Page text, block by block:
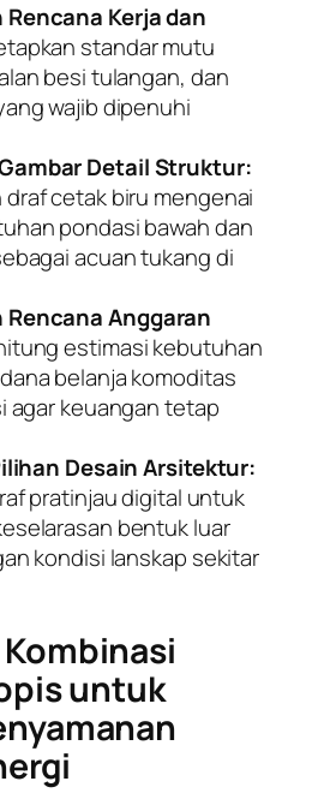
Kerja dan
standar mutu
besi tulangan, dan
wajib dipenuhi
Detail Struktur:
cetak biru mengenai
pondasi bawah dan
acuan tukang di
Anggaran
estimasi kebutuhan
belanja komoditas
agar keuangan tetap
Desain Arsitektur:
pratinjau digital untuk
bentuk luar
kondisi lanskap sekitar
untuk